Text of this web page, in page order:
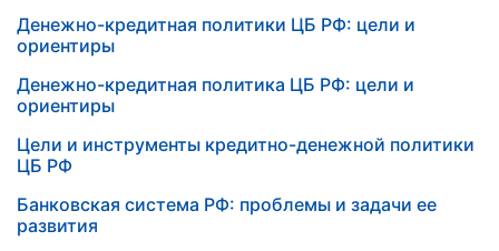
Денежно-кредитная политики ЦБ РФ: цели и
ориентиры
Денежно-кредитная политика ЦБ РФ: цели и
ориентиры
Цели и инструменты кредитно-денежной политики
ЦБ РФ
Банковская система РФ: проблемы и задачи ее
развития